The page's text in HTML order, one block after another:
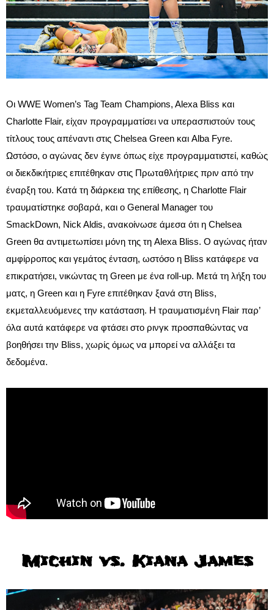
Οι WWE Women’s Tag Team Champions, Alexa Bliss και
Charlotte Flair, είχαν προγραμματίσει να υπερασπιστούν τους
τίτλους τους απέναντι στις Chelsea Green και Alba Fyre.
Ωστόσο, ο αγώνας δεν έγινε όπως είχε προγραμματιστεί, καθώς
οι διεκδικήτριες επιτέθηκαν στις Πρωταθλήτριες πριν από την
έναρξη του. Κατά τη διάρκεια της επίθεσης, η Charlotte Flair
τραυματίστηκε σοβαρά, και ο General Manager του
SmackDown, Nick Aldis, ανακοίνωσε άμεσα ότι η Chelsea
Green θα αντιμετωπίσει μόνη της τη Alexa Bliss. Ο αγώνας ήταν
αμφίρροπος και γεμάτος ένταση, ωστόσο η Bliss κατάφερε να
επικρατήσει, νικώντας τη Green με ένα roll-up. Μετά τη λήξη του
ματς, η Green και η Fyre επιτέθηκαν ξανά στη Bliss,
εκμεταλλευόμενες την κατάσταση. Η τραυματισμένη Flair παρ’
όλα αυτά κατάφερε να φτάσει στο ρινγκ προσπαθώντας να
βοηθήσει την Bliss, χωρίς όμως να μπορεί να αλλάξει τα
δεδομένα.
Michin vs. Kiana James